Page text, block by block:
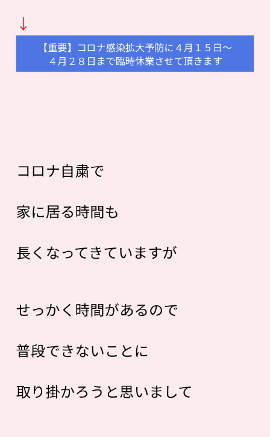
↓
【重要】コロナ感染拡大予防に４月１５日〜
４月２８日まで臨時休業させて頂きます
コロナ自粛で
家に居る時間も
長くなってきていますが
せっかく時間があるので
普段できないことに
取り掛かろうと思いまして